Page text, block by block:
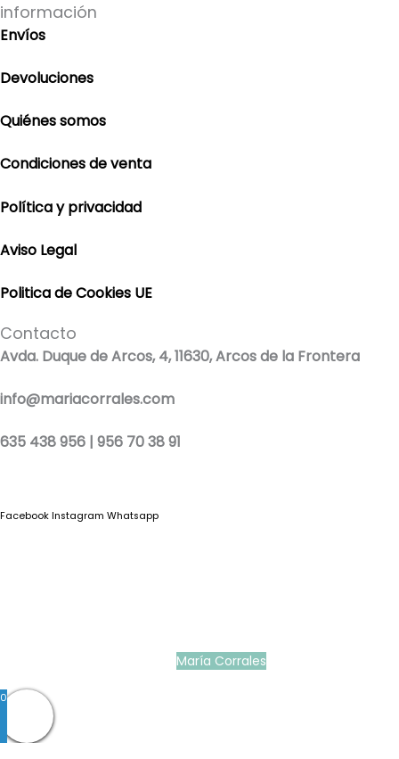
información
Envíos
Devoluciones
Quiénes somos
Condiciones de venta
Política y privacidad
Aviso Legal
Politica de Cookies UE
Contacto
Avda. Duque de Arcos, 4, 11630, Arcos de la Frontera
info@mariacorrales.com
635 438 956 | 956 70 38 91
Facebook Instagram Whatsapp
María Corrales
0